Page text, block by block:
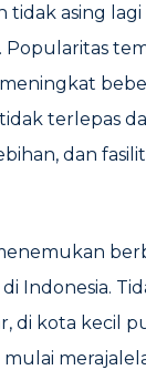
tidak asing
Popularitas
terlepas
dan
Indonesia.
di kota kecil